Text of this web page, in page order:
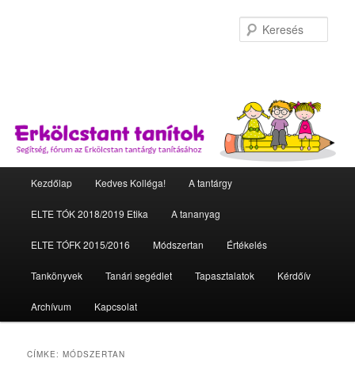
Tovább az elsődleges tartalomra
Tovább a másodlagos tartalomra
Kezdőlap Kedves Kolléga! A tantárgy
ELTE TÓK 2018/2019 Etika A tananyag
ELTE TÓFK 2015/2016 Módszertan Értékelés
Tankönyvek Tanári segédlet Tapasztalatok Kérdőív
Archívum Kapcsolat
CÍMKE:MÓDSZERTAN